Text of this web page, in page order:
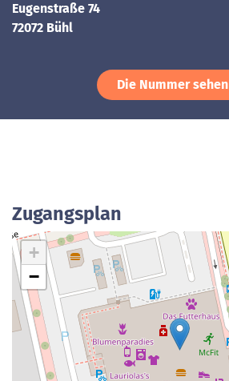
Eugenstraße 74
72072 Bühl
Die Nummer sehen
Zugangsplan
+
−